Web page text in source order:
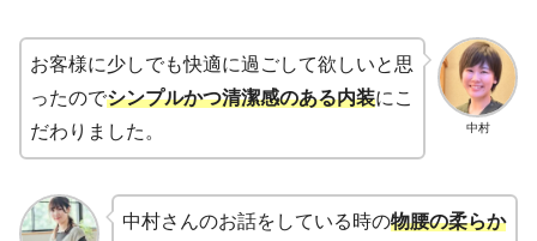
中村
お客様に少しでも快適に過ごして欲しいと思
ったのでシンプルかつ清潔感のある内装にこ
だわりました。
中村さんのお話をしている時の物腰の柔らか